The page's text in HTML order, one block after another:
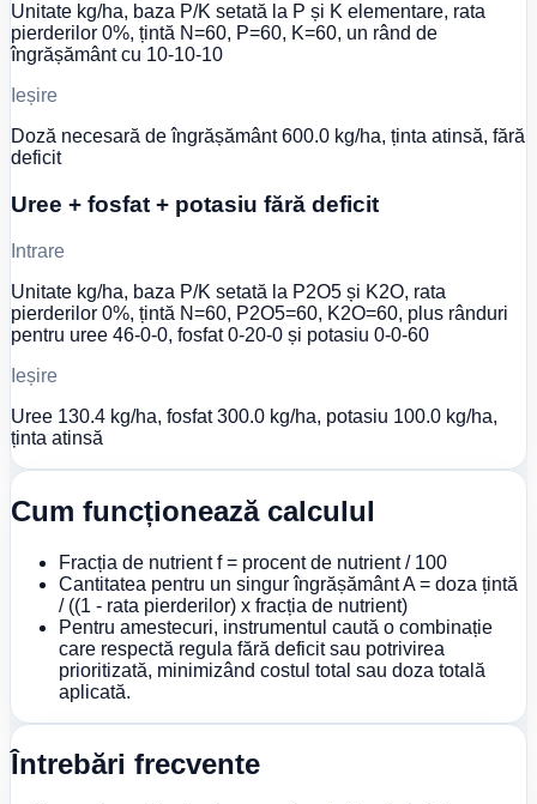
Unitate kg/ha, baza P/K setată la P și K elementare, rata
pierderilor 0%, țintă N=60, P=60, K=60, un rând de
îngrășământ cu 10-10-10
Ieșire
Doză necesară de îngrășământ 600.0 kg/ha, ținta atinsă, fără
deficit
Uree + fosfat + potasiu fără deficit
Intrare
Unitate kg/ha, baza P/K setată la P2O5 și K2O, rata
pierderilor 0%, țintă N=60, P2O5=60, K2O=60, plus rânduri
pentru uree 46-0-0, fosfat 0-20-0 și potasiu 0-0-60
Ieșire
Uree 130.4 kg/ha, fosfat 300.0 kg/ha, potasiu 100.0 kg/ha,
ținta atinsă
Cum funcționează calculul
Fracția de nutrient f = procent de nutrient / 100
Cantitatea pentru un singur îngrășământ A = doza țintă
/ ((1 - rata pierderilor) x fracția de nutrient)
Pentru amestecuri, instrumentul caută o combinație
care respectă regula fără deficit sau potrivirea
prioritizată, minimizând costul total sau doza totală
aplicată.
Întrebări frecvente